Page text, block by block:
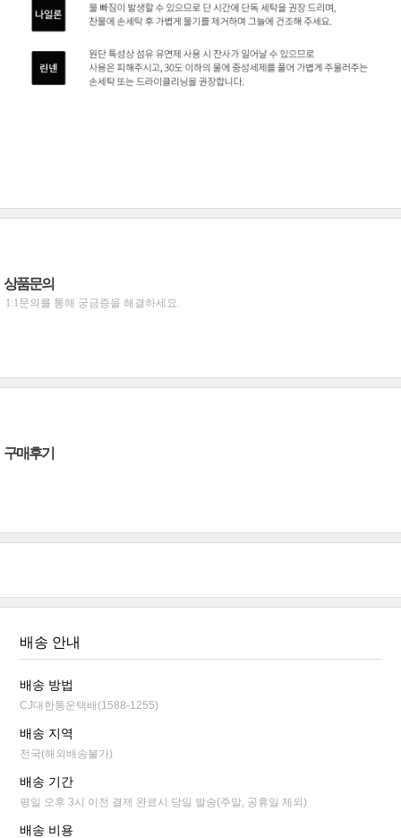
상품문의
1:1문의를 통해 궁금증을 해결하세요.
구매후기
배송 안내
배송 방법
CJ대한통운택배(1588-1255)
배송 지역
전국(해외배송불가)
배송 기간
평일 오후 3시 이전 결제 완료시 당일 발송(주말, 공휴일 제외)
배송 비용